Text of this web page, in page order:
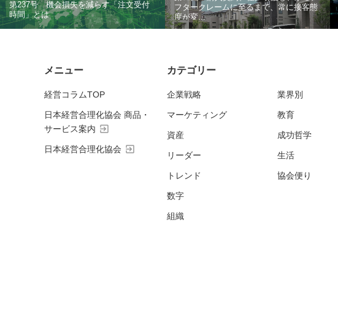
第237号 機会損失を減らす「注文受付
時間」とは
フタークレームに至るまで、常に接客態
度が変...
メニュー
経営コラムTOP
日本経営合理化協会 商品・
サービス案内 exit_to_app
日本経営合理化協会 exit_to_app
カテゴリー
企業戦略
マーケティング
資産
リーダー
トレンド
数字
組織
業界別
教育
成功哲学
生活
協会便り